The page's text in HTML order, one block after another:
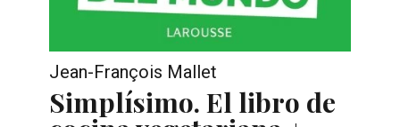
Jean-François Mallet
Simplísimo. El libro de